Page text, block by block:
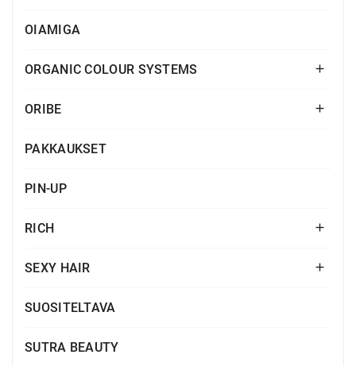
OIAMIGA
ORGANIC COLOUR SYSTEMS 
ORIBE 
PAKKAUKSET
PIN-UP
RICH 
SEXY HAIR 
SUOSITELTAVA
SUTRA BEAUTY